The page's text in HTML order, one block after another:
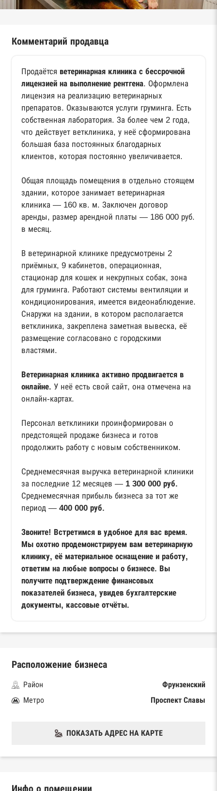
Комментарий продавца
Продаётся ветеринарная клиника с бессрочной
лицензией на выполнение рентгена. Оформлена
лицензия на реализацию ветеринарных
препаратов. Оказываются услуги груминга. Есть
собственная лаборатория. За более чем 2 года,
что действует ветклиника, у неё сформирована
большая база постоянных благодарных
клиентов, которая постоянно увеличивается.
Общая площадь помещения в отдельно стоящем
здании, которое занимает ветеринарная
клиника — 160 кв. м. Заключен договор
аренды, размер арендной платы — 186 000 руб.
в месяц.
В ветеринарной клинике предусмотрены 2
приёмных, 9 кабинетов, операционная,
стационар для кошек и некрупных собак, зона
для груминга. Работают системы вентиляции и
кондиционирования, имеется видеонаблюдение.
Снаружи на здании, в котором располагается
ветклиника, закреплена заметная вывеска, её
размещение согласовано с городскими
властями.
Ветеринарная клиника активно продвигается в
онлайне. У неё есть свой сайт, она отмечена на
онлайн-картах.
Персонал ветклиники проинформирован о
предстоящей продаже бизнеса и готов
продолжить работу с новым собственником.
Среднемесячная выручка ветеринарной клиники
за последние 12 месяцев — 1 300 000 руб.
Среднемесячная прибыль бизнеса за тот же
период — 400 000 руб.
Звоните! Встретимся в удобное для вас время.
Мы охотно продемонстрируем вам ветеринарную
клинику, её материальное оснащение и работу,
ответим на любые вопросы о бизнесе. Вы
получите подтверждение финансовых
показателей бизнеса, увидев бухгалтерские
документы, кассовые отчёты.
Расположение бизнеса
Район
Фрунзенский
Метро
Проспект Славы
ПОКАЗАТЬ АДРЕС НА КАРТЕ
Инфо о помещении